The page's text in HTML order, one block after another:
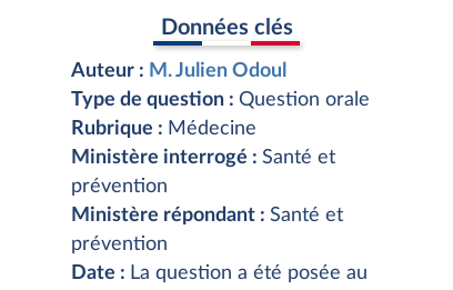
Données clés
Auteur : M. Julien Odoul
Type de question : Question orale
Rubrique : Médecine
Ministère interrogé : Santé et
prévention
Ministère répondant : Santé et
prévention
Date : La question a été posée au